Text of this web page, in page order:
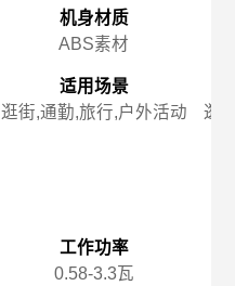
机身材质
ABS素材
适用场景
逛街,通勤,旅行,户外活动
工作功率
0.58-3.3瓦
逛